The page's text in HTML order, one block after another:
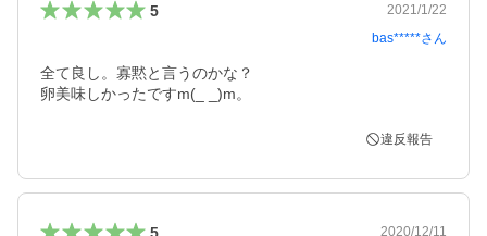
5
2021/1/22
bas*****さん
全て良し。寡黙と言うのかな？
卵美味しかったですm(_ _)m。
違反報告
5 2020/12/11